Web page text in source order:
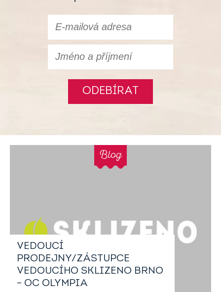
ODEBÍRAT
VEDOUCÍ
PRODEJNY/ZÁSTUPCE
VEDOUCÍHO SKLIZENO BRNO
– OC OLYMPIA
Blog